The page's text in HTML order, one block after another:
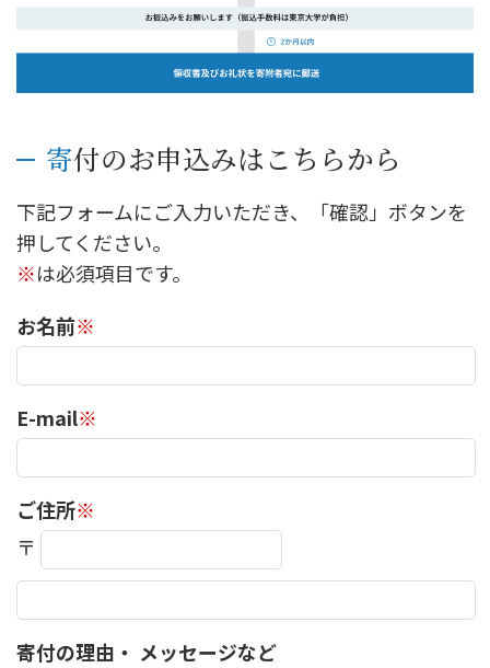
寄付のお申込みはこちらから
下記フォームにご入力いただき、「確認」ボタンを
押してください。
※は必須項目です。
お名前※
E-mail※
ご住所※
〒
寄付の理由・ メッセージなど